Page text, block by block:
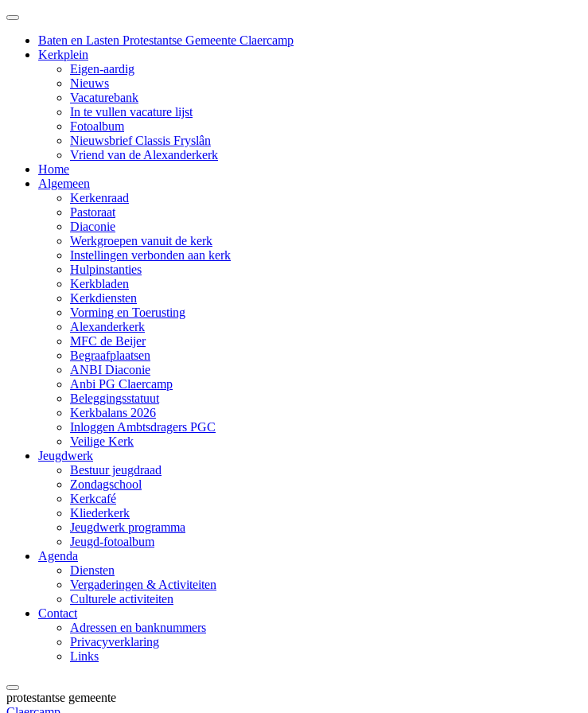
Baten en Lasten Protestantse Gemeente Claercamp
Kerkplein
Eigen-aardig
Nieuws
Vacaturebank
In te vullen vacature lijst
Fotoalbum
Nieuwsbrief Classis Fryslân
Vriend van de Alexanderkerk
Home
Algemeen
Kerkenraad
Pastoraat
Diaconie
Werkgroepen vanuit de kerk
Instellingen verbonden aan kerk
Hulpinstanties
Kerkbladen
Kerkdiensten
Vorming en Toerusting
Alexanderkerk
MFC de Beijer
Begraafplaatsen
ANBI Diaconie
Anbi PG Claercamp
Beleggingsstatuut
Kerkbalans 2026
Inloggen Ambtsdragers PGC
Veilige Kerk
Jeugdwerk
Bestuur jeugdraad
Zondagschool
Kerkcafé
Kliederkerk
Jeugdwerk programma
Jeugd-fotoalbum
Agenda
Diensten
Vergaderingen & Activiteiten
Culturele activiteiten
Contact
Adressen en banknummers
Privacyverklaring
Links
protestantse gemeente